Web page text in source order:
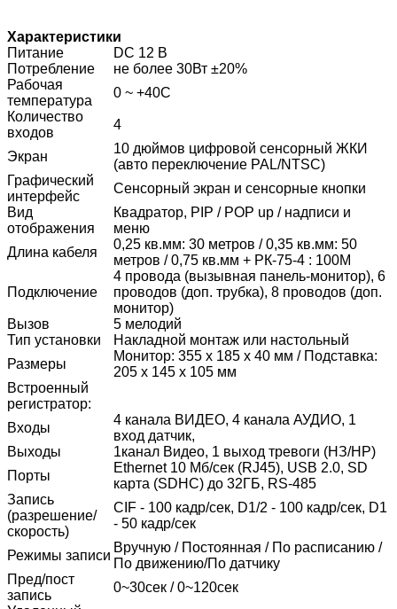
Характеристики
Питание
DC 12 В
Потребление
не более 30Вт ±20%
Рабочая
температура
0 ~ +40С
Количество
входов
4
Экран
10 дюймов цифровой сенсорный ЖКИ
(авто переключение PAL/NTSC)
Графический
интерфейс
Сенсорный экран и сенсорные кнопки
Вид
отображения
Квадратор, PIP / POP up / надписи и
меню
Длина кабеля
0,25 кв.мм: 30 метров / 0,35 кв.мм: 50
метров / 0,75 кв.мм + РК-75-4 : 100M
Подключение
4 провода (вызывная панель-монитор), 6
проводов (доп. трубка), 8 проводов (доп.
монитор)
Вызов
5 мелодий
Тип установки
Накладной монтаж или настольный
Размеры
Монитор: 355 x 185 x 40 мм / Подставка:
205 x 145 x 105 мм
Встроенный
регистратор:
Входы
4 канала ВИДЕО, 4 канала АУДИО, 1
вход датчик,
Выходы
1канал Видео, 1 выход тревоги (НЗ/НР)
Порты
Ethernet 10 Мб/сек (RJ45), USB 2.0, SD
карта (SDHC) до 32ГБ, RS-485
Запись
(разрешение/
скорость)
CIF - 100 кадр/сек, D1/2 - 100 кадр/сек, D1
- 50 кадр/сек
Режимы записи
Вручную / Постоянная / По расписанию /
По движению/По датчику
Пред/пост
запись
0~30сек / 0~120сек